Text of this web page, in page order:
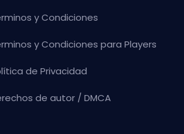
y Condiciones
y Condiciones para Players
de Privacidad
de autor / DMCA